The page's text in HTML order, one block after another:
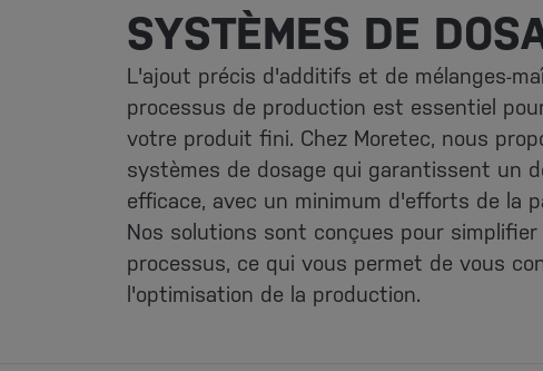
SYSTÈMES DE
L'ajout précis d'additifs et de mélanges-
processus de production est essentiel
votre produit fini. Chez Moretec, nous
systèmes de dosage qui garantissent un
efficace, avec un minimum d'efforts de la
Nos solutions sont conçues pour
processus, ce qui vous permet de vous
l'optimisation de la production.